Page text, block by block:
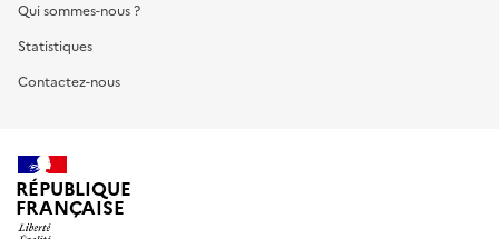
Qui sommes-nous ?
Statistiques
Contactez-nous
RÉPUBLIQUE
FRANÇAISE